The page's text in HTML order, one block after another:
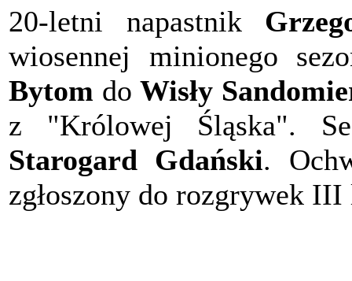
20-letni napastnik
wiosennej minionego
Bytom do Wisły
z "Królowej Śląska".
Starogard Gdański.
zgłoszony do rozgrywek